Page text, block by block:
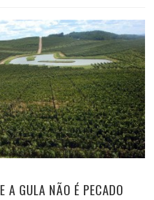
A GULA NÃO É PECADO